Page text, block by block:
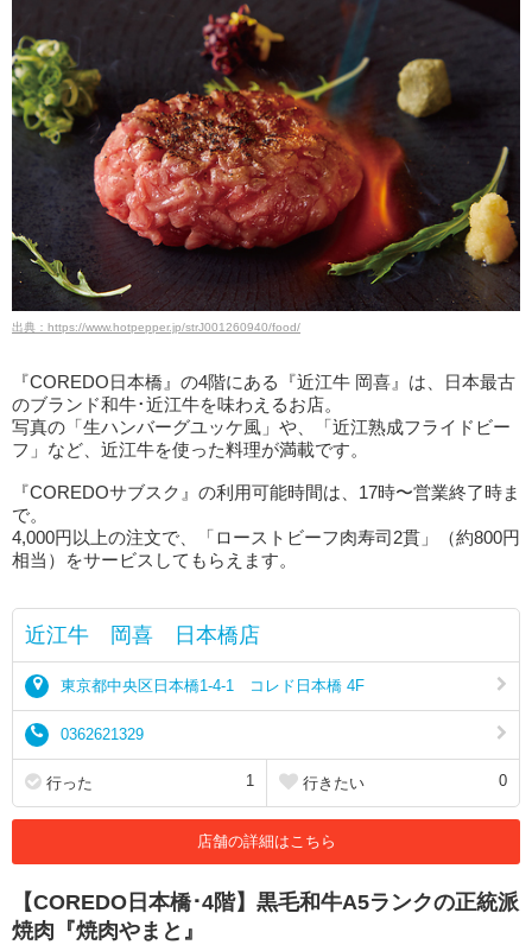
出典：https://www.hotpepper.jp/strJ001260940/food/
『COREDO日本橋』の4階にある『近江牛 岡喜』は、日本最古
のブランド和牛･近江牛を味わえるお店。
写真の「生ハンバーグユッケ風」や、「近江熟成フライドビー
フ」など、近江牛を使った料理が満載です。
『COREDOサブスク』の利用可能時間は、17時〜営業終了時ま
で。
4,000円以上の注文で、「ローストビーフ肉寿司2貫」（約800円
相当）をサービスしてもらえます。
近江牛 岡喜 日本橋店
東京都中央区日本橋1-4-1 コレド日本橋 4F
0362621329
行った 1 行きたい 0
店舗の詳細はこちら
【COREDO日本橋･4階】黒毛和牛A5ランクの正統派
焼肉『焼肉やまと』